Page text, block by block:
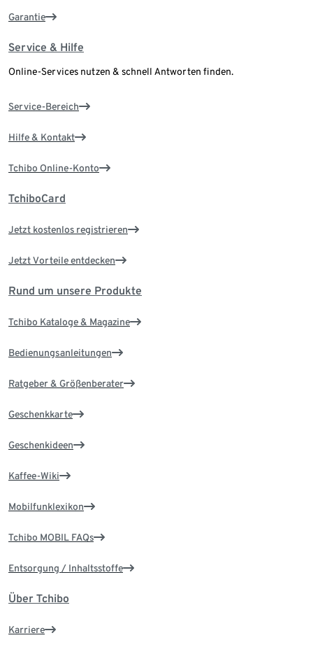
Garantie
Service & Hilfe
Online-Services nutzen & schnell Antworten finden.
Service-Bereich
Hilfe & Kontakt
Tchibo Online-Konto
TchiboCard
Jetzt kostenlos registrieren
Jetzt Vorteile entdecken
Rund um unsere Produkte
Tchibo Kataloge & Magazine
Bedienungsanleitungen
Ratgeber & Größenberater
Geschenkkarte
Geschenkideen
Kaffee-Wiki
Mobilfunklexikon
Tchibo MOBIL FAQs
Entsorgung / Inhaltsstoffe
Über Tchibo
Karriere